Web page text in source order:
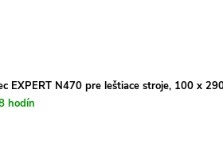
EXPERT N470 pre leštiace stroje, 100 x
hodín